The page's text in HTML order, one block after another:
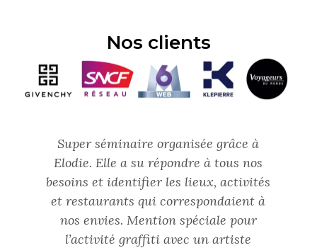
Nos clients
Super séminaire organisée grâce à
Elodie. Elle a su répondre à tous nos
besoins et identifier les lieux, activités
et restaurants qui correspondaient à
nos envies. Mention spéciale pour
l’activité graffiti avec un artiste